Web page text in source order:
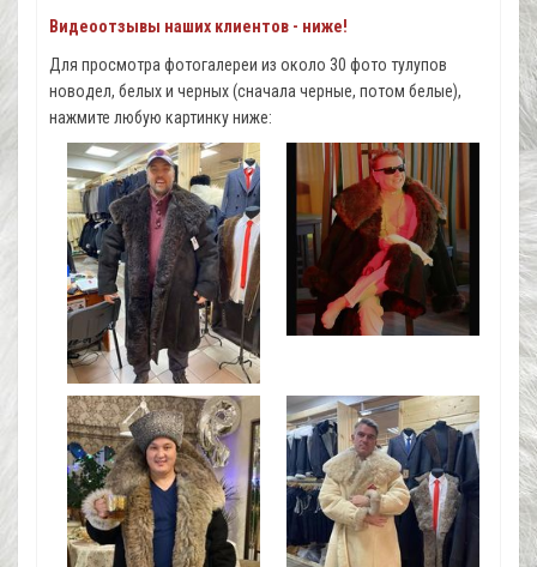
Видеоотзывы наших клиентов - ниже!
Для просмотра фотогалереи из около 30 фото тулупов
новодел, белых и черных (сначала черные, потом белые),
нажмите любую картинку ниже: